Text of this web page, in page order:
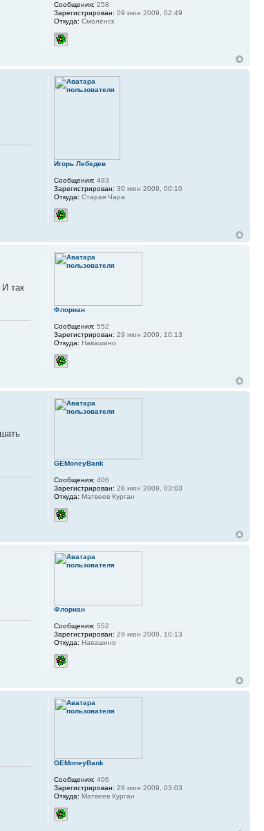
Сообщения: 258
Зарегистрирован: 09 июн 2009, 02:49
Откуда: Смоленск
Игорь Лебедев
Сообщения: 493
Зарегистрирован: 30 июн 2009, 00:10
Откуда: Старая Чара
И так
Флориан
Сообщения: 552
Зарегистрирован: 29 июн 2009, 10:13
Откуда: Навашино
GEMoneyBank
Сообщения: 406
Зарегистрирован: 28 июн 2009, 03:03
Откуда: Матвеев Курган
Флориан
Сообщения: 552
Зарегистрирован: 29 июн 2009, 10:13
Откуда: Навашино
GEMoneyBank
Сообщения: 406
Зарегистрирован: 28 июн 2009, 03:03
Откуда: Матвеев Курган